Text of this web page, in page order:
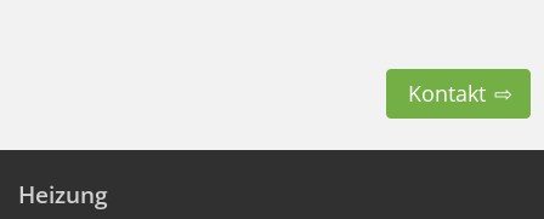
Kontakt
Heizung